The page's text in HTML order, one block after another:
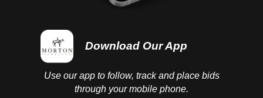
Download Our App
Use our app to follow, track and place bids
through your mobile phone.